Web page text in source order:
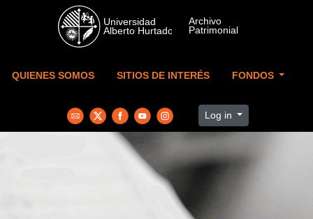
Skip to main content
QUIENES SOMOS SITIOS DE INTERÉS FONDOS
Log in